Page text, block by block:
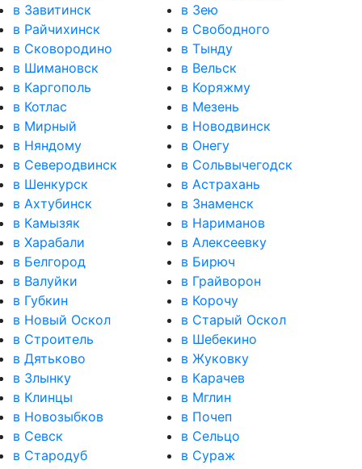
в Завитинск
в Зею
в Райчихинск
в Свободного
в Сковородино
в Тынду
в Шимановск
в Вельск
в Каргополь
в Коряжму
в Котлас
в Мезень
в Мирный
в Новодвинск
в Няндому
в Онегу
в Северодвинск
в Сольвычегодск
в Шенкурск
в Астрахань
в Ахтубинск
в Знаменск
в Камызяк
в Нариманов
в Харабали
в Алексеевку
в Белгород
в Бирюч
в Валуйки
в Грайворон
в Губкин
в Корочу
в Новый Оскол
в Старый Оскол
в Строитель
в Шебекино
в Дятьково
в Жуковку
в Злынку
в Карачев
в Клинцы
в Мглин
в Новозыбков
в Почеп
в Севск
в Сельцо
в Стародуб
в Сураж